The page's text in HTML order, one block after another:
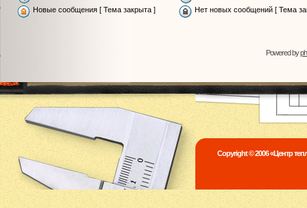
Новые сообщения [ Тема закрыта ]
Нет новых сообщений [ Тема
Powered by
Copyright © 2006 «Центр